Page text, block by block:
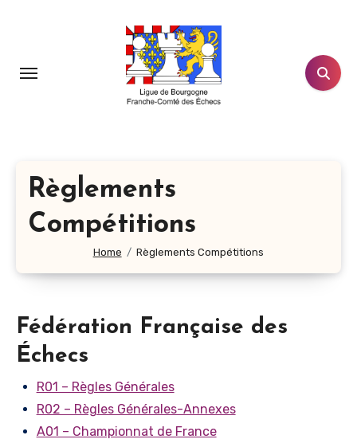
principal
Règlements
Compétitions
Home Règlements Compétitions
Fédération Française des
Échecs
R01 – Règles Générales
R02 – Règles Générales-Annexes
A01 – Championnat de France